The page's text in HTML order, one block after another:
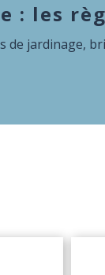
!
en mairie